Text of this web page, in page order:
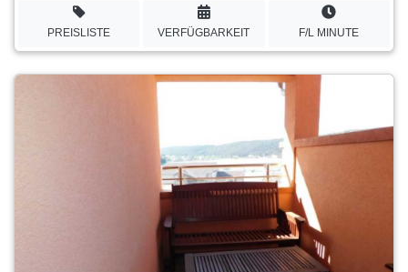
PREISLISTE VERFÜGBARKEIT F/L MINUTE